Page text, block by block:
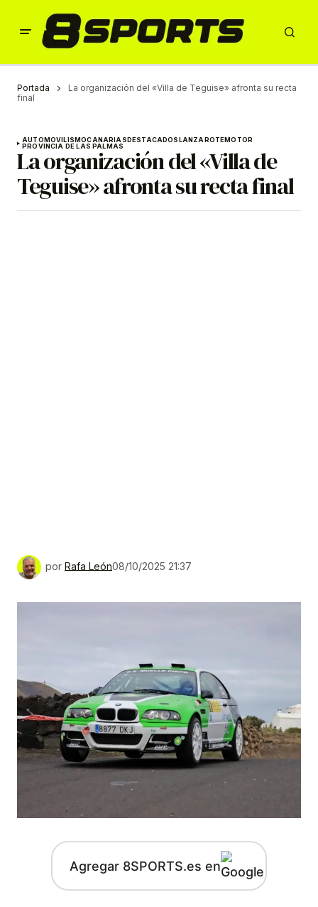
Portada
La organización del «Villa de Teguise» afronta su recta
final
AUTOMOVILISMOCANARIASDESTACADOSLANZAROTEMOTOR
PROVINCIA DE LAS PALMAS
La organización del «Villa de
Teguise» afronta su recta final
por Rafa León08/10/2025 21:37
Agregar 8SPORTS.es en